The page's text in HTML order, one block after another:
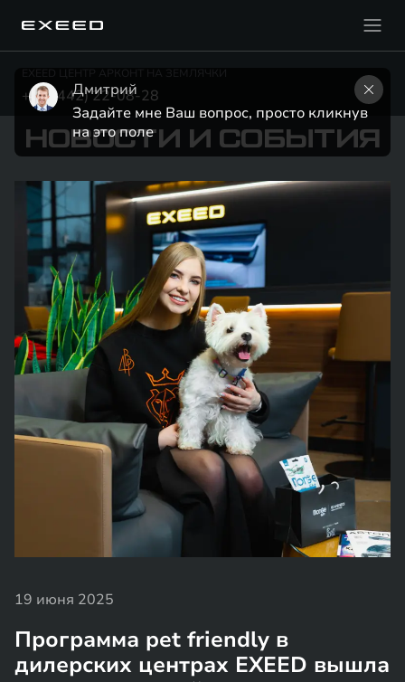
EXEED ЦЕНТР АРКОНТ НА ЗЕМЛЯЧКИ
+7 (8442) 22-08-28
НОВОСТИ И СОБЫТИЯ
19 июня 2025
Программа pet friendly в
дилерских центрах EXEED вышла
Дмитрий
Задайте мне Ваш вопрос, просто кликнув
на это поле